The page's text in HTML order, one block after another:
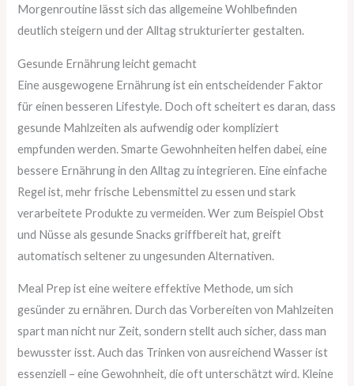
Morgenroutine lässt sich das allgemeine Wohlbefinden
deutlich steigern und der Alltag strukturierter gestalten.
Gesunde Ernährung leicht gemacht
Eine ausgewogene Ernährung ist ein entscheidender Faktor
für einen besseren Lifestyle. Doch oft scheitert es daran, dass
gesunde Mahlzeiten als aufwendig oder kompliziert
empfunden werden. Smarte Gewohnheiten helfen dabei, eine
bessere Ernährung in den Alltag zu integrieren. Eine einfache
Regel ist, mehr frische Lebensmittel zu essen und stark
verarbeitete Produkte zu vermeiden. Wer zum Beispiel Obst
und Nüsse als gesunde Snacks griffbereit hat, greift
automatisch seltener zu ungesunden Alternativen.
Meal Prep ist eine weitere effektive Methode, um sich
gesünder zu ernähren. Durch das Vorbereiten von Mahlzeiten
spart man nicht nur Zeit, sondern stellt auch sicher, dass man
bewusster isst. Auch das Trinken von ausreichend Wasser ist
essenziell – eine Gewohnheit, die oft unterschätzt wird. Kleine